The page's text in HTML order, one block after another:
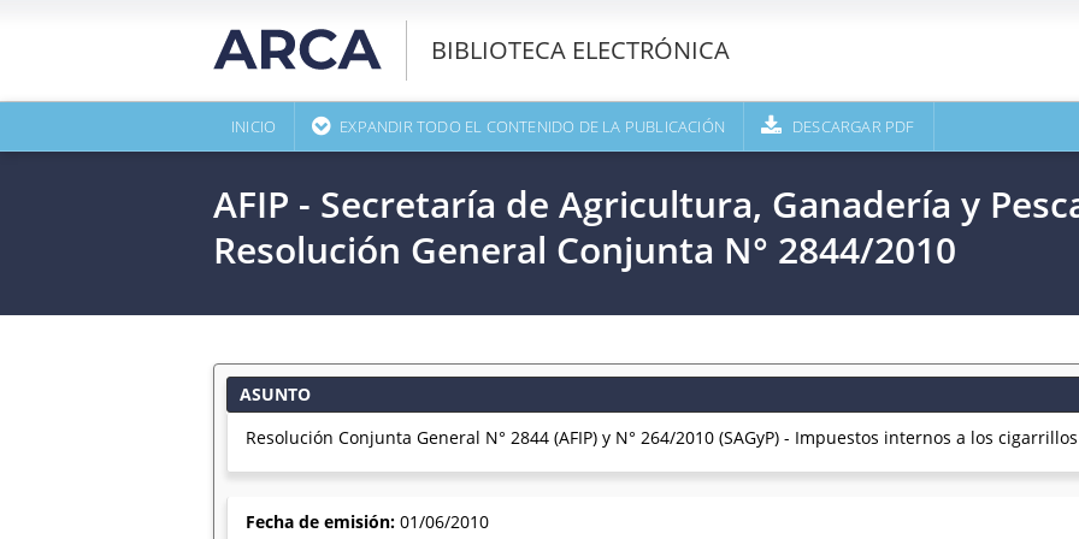
BIBLIOTECA ELECTRÓNICA
INICIO EXPANDIR TODO EL CONTENIDO DE LA PUBLICACIÓN DESCARGAR PDF
AFIP - Secretaría de Agricultura, Ganadería y
Resolución General Conjunta N° 2844/2010
ASUNTO
Resolución Conjunta General N° 2844 (AFIP) y N° 264/2010 (SAGyP) - Impuestos internos a los
Fecha de emisión: 01/06/2010